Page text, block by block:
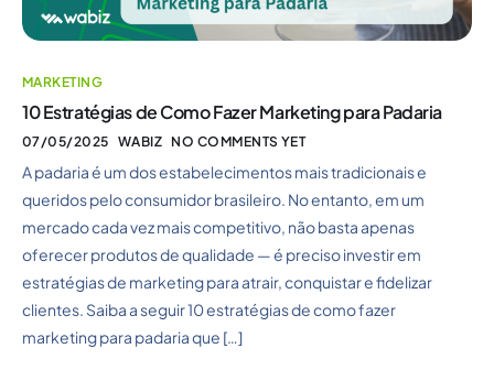
MARKETING
10 Estratégias de Como Fazer Marketing para Padaria
07/05/2025 WABIZ NO COMMENTS YET
A padaria é um dos estabelecimentos mais tradicionais e
queridos pelo consumidor brasileiro. No entanto, em um
mercado cada vez mais competitivo, não basta apenas
oferecer produtos de qualidade — é preciso investir em
estratégias de marketing para atrair, conquistar e fidelizar
clientes. Saiba a seguir 10 estratégias de como fazer
marketing para padaria que […]